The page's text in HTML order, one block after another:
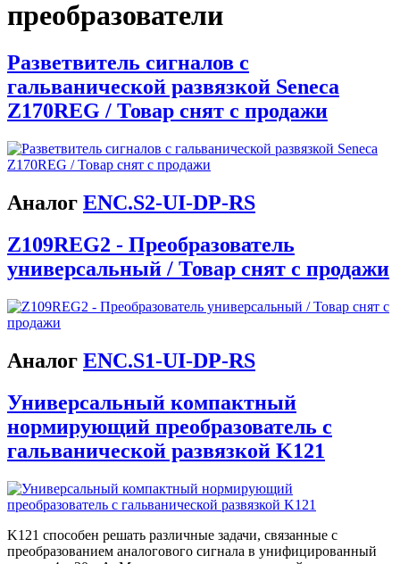
преобразователи
Разветвитель сигналов с
гальванической развязкой Seneca
Z170REG / Товар снят с продажи
Аналог ENC.S2-UI-DP-RS
Z109REG2 - Преобразователь
универсальный / Товар снят с продажи
Аналог ENC.S1-UI-DP-RS
Универсальный компактный
нормирующий преобразователь с
гальванической развязкой K121
K121 способен решать различные задачи, связанные с
преобразованием аналогового сигнала в унифицированный